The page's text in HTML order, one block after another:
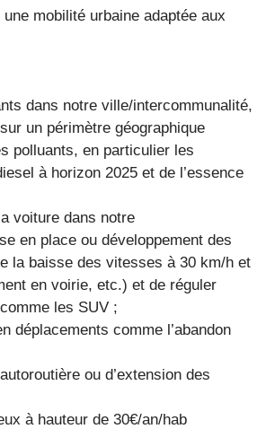
mobilité urbaine adaptée aux
dans notre ville/intercommunalité,
un périmètre géographique
polluants, en particulier les
à horizon 2025 et de l’essence
voiture dans notre
en place ou développement des
la baisse des vitesses à 30 km/h et
en voirie, etc.) et de réguler
les SUV ;
déplacements comme l’abandon
ou d’extension des
à hauteur de 30€/an/hab